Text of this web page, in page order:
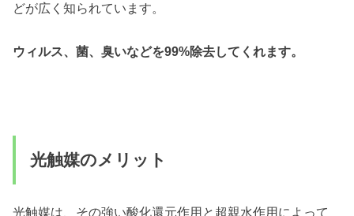
どが広く知られています。
ウィルス、菌、臭いなどを99%除去してくれます。
光触媒のメリット
光触媒は、その強い酸化還元作用と超親水作用によって